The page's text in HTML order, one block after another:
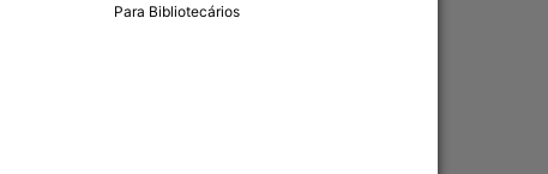
Para Bibliotecários